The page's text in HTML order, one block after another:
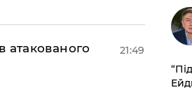
атакованого
21:49